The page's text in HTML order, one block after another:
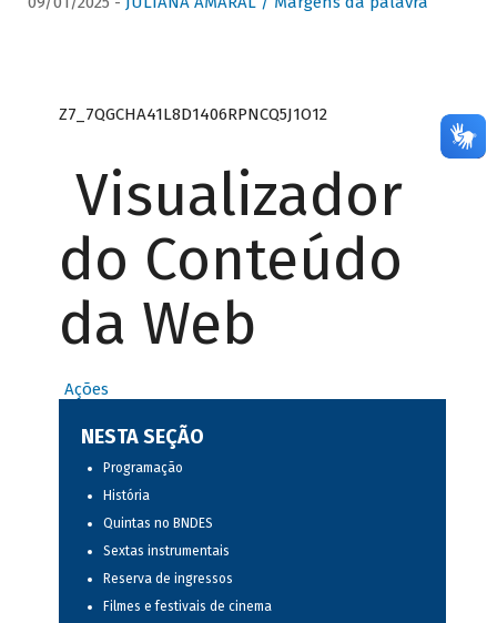
Z7_7QGCHA41L8D1406RPNCQ5J1O12
Visualizador
do Conteúdo
da Web
Ações
NESTA SEÇÃO
Programação
História
Quintas no BNDES
Sextas instrumentais
Reserva de ingressos
Filmes e festivais de cinema